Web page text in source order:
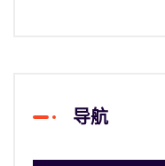
导航